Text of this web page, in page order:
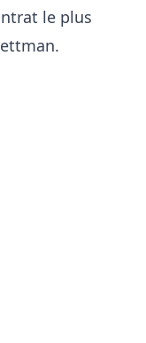
le plus